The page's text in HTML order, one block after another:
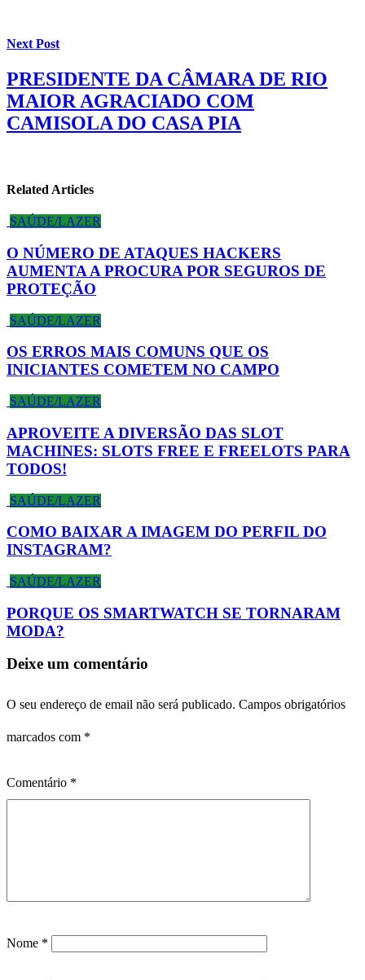
Next Post
PRESIDENTE DA CÂMARA DE RIO
MAIOR AGRACIADO COM
CAMISOLA DO CASA PIA
Related Articles
SAÚDE/LAZER
O NÚMERO DE ATAQUES HACKERS
AUMENTA A PROCURA POR SEGUROS DE
PROTEÇÃO
SAÚDE/LAZER
OS ERROS MAIS COMUNS QUE OS
INICIANTES COMETEM NO CAMPO
SAÚDE/LAZER
APROVEITE A DIVERSÃO DAS SLOT
MACHINES: SLOTS FREE E FREELOTS PARA
TODOS!
SAÚDE/LAZER
COMO BAIXAR A IMAGEM DO PERFIL DO
INSTAGRAM?
SAÚDE/LAZER
PORQUE OS SMARTWATCH SE TORNARAM
MODA?
Deixe um comentário
O seu endereço de email não será publicado. Campos obrigatórios
marcados com *
Comentário *
Nome *